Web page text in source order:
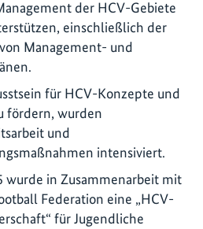
der HCV-Gebiete
einschließlich der
Management- und
für HCV-Konzepte und
fördern, wurden
und
intensiviert.
wurde in Zusammenarbeit mit
Federation eine „HCV-
für Jugendliche